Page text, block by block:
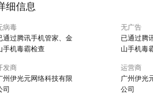
细信息
病毒
通过腾讯手机管家、金
手机毒霸检查
无广告
已通过腾
山手机毒
发商
州伊光元网络科技有限
司
运营商
广州伊光
公司